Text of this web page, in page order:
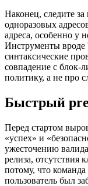
Наконец, следите
одноразовых
адреса, особенно у
Инструменты вроде
синтаксические
совпадение с
политику, а не про
Быстрый
Перед стартом
«успех» и
ужесточению
релиза, отсутствия
потому, что
пользователь был